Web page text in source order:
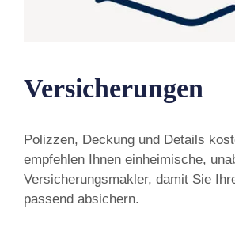
Versicherungen
Polizzen, Deckung und Details
empfehlen Ihnen einheimische,
Versicherungsmakler, damit Sie
passend absichern.